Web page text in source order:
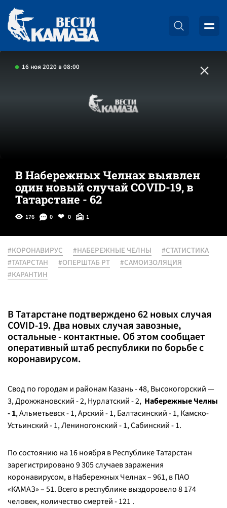
16 ноя 2020 в 08:00
В Набережных Челнах выявлен
один новый случай COVID-19, в
Татарстане - 62
176 0 0 1
#КОРОНАВИРУС #НАБЕРЕЖНЫЕ ЧЕЛНЫ
#СТАТИСТИКА
#ТАТАРСТАН
#ОПЕРШТАБ РТ
#САМОИЗОЛЯЦИЯ
#КАРАНТИН
В Татарстане подтверждено 62 новых случая
COVID-19. Два новых случая завозные,
остальные - контактные. Об этом сообщает
оперативный штаб республики по борьбе с
коронавирусом.
Свод по городам и районам Казань - 48, Высокогорский —
3, Дрожжановский - 2, Нурлатский - 2, Набережные Челны
- 1, Альметьевск - 1, Арский - 1, Балтасинский - 1, Камско-
Устьинский - 1, Лениногонский - 1, Сабинский - 1.
По состоянию на 16 ноября в Республике Татарстан
зарегистрировано 9 305 случаев заражения
коронавирусом, в Набережных Челнах – 961, в ПАО
«КАМАЗ» – 51. Всего в республике выздоровело 8 174
человек, количество смертей - 121 .